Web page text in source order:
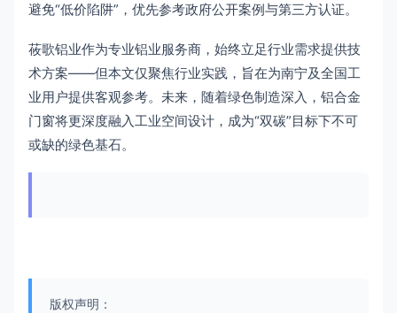
避免“低价陷阱”，优先参考政府公开案例与第三方认证。
莜歌铝业作为专业铝业服务商，始终立足行业需求提供技
术方案——但本文仅聚焦行业实践，旨在为南宁及全国工
业用户提供客观参考。未来，随着绿色制造深入，铝合金
门窗将更深度融入工业空间设计，成为“双碳”目标下不可
或缺的绿色基石。
版权声明：